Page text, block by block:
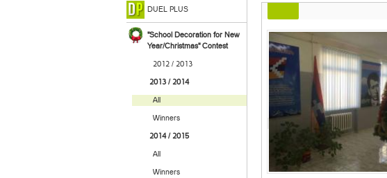
DUEL PLUS
"School Decoration for New
Year/Christmas" Contest
2012 / 2013
2013 / 2014
All
Winners
2014 / 2015
All
Winners